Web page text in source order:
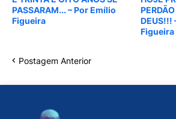
PASSARAM... – Por Emílio
Figueira
DEUS!!!
Figueira
Postagem Anterior